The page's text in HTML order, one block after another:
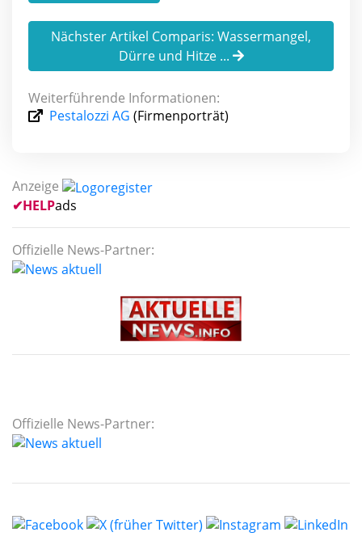
Nächster Artikel Comparis: Wassermangel,
Dürre und Hitze ...
Weiterführende Informationen:
Pestalozzi AG (Firmenporträt)
Anzeige
✔HELPads
Offizielle News-Partner:
Offizielle News-Partner: